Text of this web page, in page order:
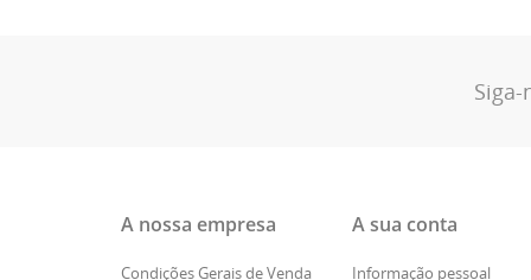
A nossa empresa
Condições Gerais de Venda
A sua conta
Informação pessoal